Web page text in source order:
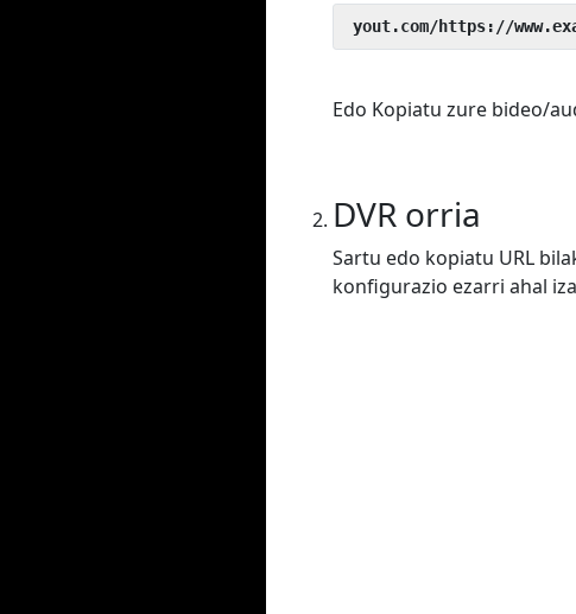
yout.com/https://
Edo Kopiatu zure bideo/
DVR orria
Sartu edo kopiatu URL
konfigurazio ezarri ahal